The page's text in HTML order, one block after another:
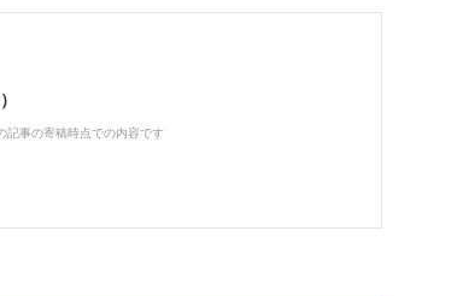
記事の寄稿時点での内容です